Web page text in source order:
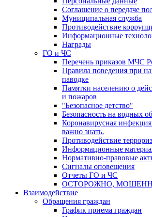
Соглашение о передаче
Муниципальная служба
Противодействие
Информационные
Награды
ГО и ЧС
Перечень приказов МЧС
Правила поведения при
паводке
Памятки населению о
и пожаров
"Безопасное детство"
Безопасность на водных
Коронавирусная
важно знать.
Противодействие
Информационные
Нормативно-правовые
Сигналы оповещения
Отчеты ГО и ЧС
ОСТОРОЖНО,
Взаимодействие
Обращения граждан
График приема граждан